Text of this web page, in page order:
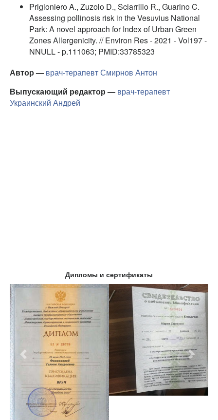
Prigioniero A., Zuzolo D., Sciarrillo R., Guarino C.
Assessing pollinosis risk in the Vesuvius National
Park: A novel approach for Index of Urban Green
Zones Allergenicity. // Environ Res - 2021 - Vol197 -
NNULL - p.111063; PMID:33785323
Автор — врач-терапевтСмирнов Антон
Выпускающий редактор — врач-терапевт
Украинский Андрей
Дипломы и сертификаты
Предыдущий
Клиники в Москве